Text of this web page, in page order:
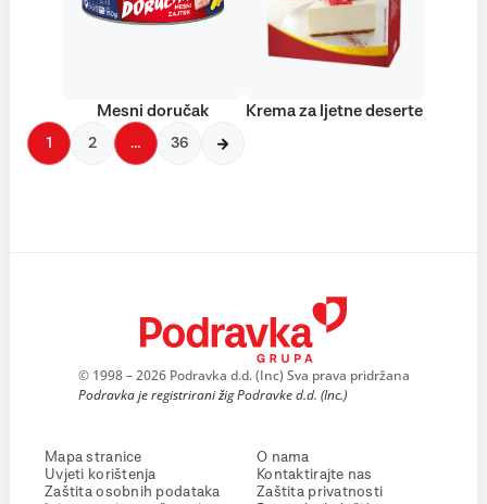
Mesni doručak Krema za ljetne deserte
1 2 … 36
© 1998 – 2026 Podravka d.d. (Inc) Sva prava pridržana
Podravka je registrirani žig Podravke d.d. (Inc.)
Mapa stranice
Uvjeti korištenja
Zaštita osobnih podataka
O nama
Kontaktirajte nas
Zaštita privatnosti